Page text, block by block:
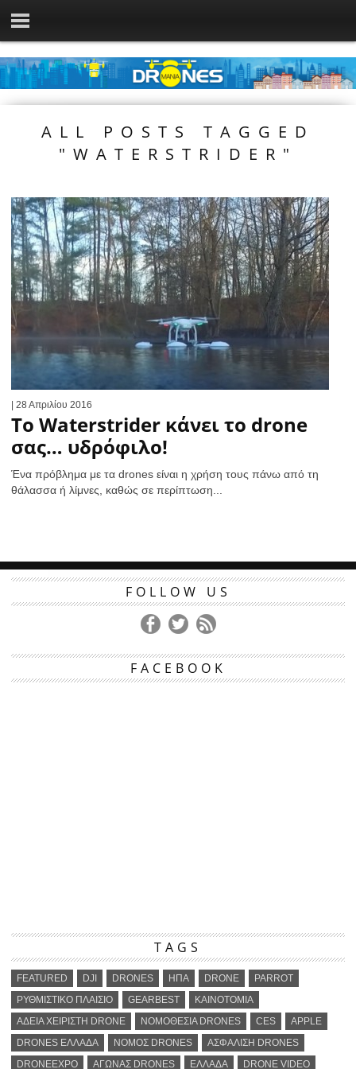
ALL POSTS TAGGED
"WATERSTRIDER"
| 28 Απριλίου 2016
To Waterstrider κάνει το drone
σας… υδρόφιλο!
Ένα πρόβλημα με τα drones είναι η χρήση τους πάνω από τη
θάλασσα ή λίμνες, καθώς σε περίπτωση...
FOLLOW US
FACEBOOK
TAGS
FEATURED DJI DRONES ΗΠΑ DRONE
PARROT
ΡΥΘΜΙΣΤΙΚΟ ΠΛΑΙΣΙΟ
GEARBEST
ΚΑΙΝΟΤΟΜΙΑ
ΑΔΕΙΑ ΧΕΙΡΙΣΤΗ DRONE
ΝΟΜΟΘΕΣΙΑ DRONES CES
APPLE
DRONES ΕΛΛΑΔΑ
ΝΟΜΟΣ DRONES
ΑΣΦΑΛΙΣΗ DRONES
DRONEEXPO
ΑΓΩΝΑΣ DRONES ΕΛΛΑΔΑ DRONE VIDEO